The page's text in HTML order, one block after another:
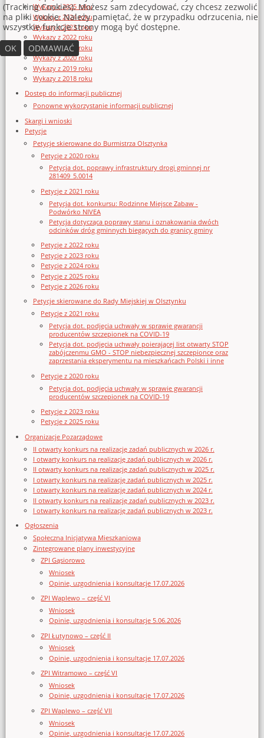
Wykazy z 2025 roku
Wykazy z 2024 roku
Wykazy z 2023 roku
Wykazy z 2022 roku
Wykazy z 2021 roku
Wykazy z 2020 roku
Wykazy z 2019 roku
Wykazy z 2018 roku
Dostęp do informacji publicznej
Ponowne wykorzystanie informacji publicznej
Skargi i wnioski
Petycje
Petycje skierowane do Burmistrza Olsztynka
Petycje z 2020 roku
Petycja dot. poprawy infrastruktury drogi gminnej nr
281409_5.0014
Petycje z 2021 roku
Petycja dot. konkursu: Rodzinne Miejsce Zabaw -
Podwórko NIVEA
Petycja dotycząca poprawy stanu i oznakowania dwóch
odcinków dróg gminnych biegących do granicy gminy
Petycje z 2022 roku
Petycje z 2023 roku
Petycje z 2024 roku
Petycje z 2025 roku
Petycje z 2026 roku
Petycje skierowane do Rady Miejskiej w Olsztynku
Petycje z 2021 roku
Petycja dot. podjęcia uchwały w sprawie gwarancji
producentów szczepionek na COVID-19
Petycja dot. podjęcia uchwały poierającej list otwarty STOP
zabójczenmu GMO - STOP niebezpiecznej szczepionce oraz
zaprzestania eksperymentu na mieszkańcach Polski i inne
Petycje z 2020 roku
Petycja dot. podjęcia uchwały w sprawie gwarancji
producentów szczepionek na COVID-19
Petycje z 2023 roku
Petycje z 2025 roku
Organizacje Pozarządowe
II otwarty konkurs na realizację zadań publicznych w 2026 r.
I otwarty konkurs na realizację zadań publicznych w 2026 r.
II otwarty konkurs na realizację zadań publicznych w 2025 r.
I otwarty konkurs na realizację zadań publicznych w 2025 r.
I otwarty konkurs na realizację zadań publicznych w 2024 r.
II otwarty konkurs na realizację zadań publicznych w 2023 r.
I otwarty konkurs na realizację zadań publicznych w 2023 r.
Ogłoszenia
Społeczna Inicjatywa Mieszkaniowa
Zintegrowane plany inwestycyjne
ZPI Gąsiorowo
Wniosek
Opinie, uzgodnienia i konsultacje 17.07.2026
ZPI Waplewo – część VI
Wniosek
Opinie, uzgodnienia i konsultacje 5.06.2026
ZPI Łutynowo – część II
Wniosek
Opinie, uzgodnienia i konsultacje 17.07.2026
ZPI Witramowo – część VI
Wniosek
Opinie, uzgodnienia i konsultacje 17.07.2026
ZPI Waplewo – część VII
Wniosek
Opinie, uzgodnienia i konsultacje 17.07.2026
(Tracking Cookies). Możesz sam zdecydować, czy chcesz zezwolić
na pliki cookie. Należy pamiętać, że w przypadku odrzucenia, nie
wszystkie funkcje strony mogą być dostępne.
OK
ODMAWIAĆ